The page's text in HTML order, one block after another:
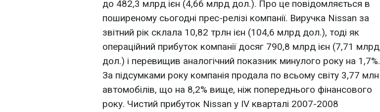
до 482,3 млрд ієн (4,66 млрд дол.). Про це повідомляється в
поширеному сьогодні прес-релізі компанії. Виручка Nissan за
звітний рік склала 10,82 трлн ієн (104,6 млрд дол.), тоді як
операційний прибуток компанії досяг 790,8 млрд ієн (7,71 млрд
дол.) і перевищив аналогічний показник минулого року на 1,7%.
За підсумками року компанія продала по всьому світу 3,77 млн
автомобілів, що на 8,2% вище, ніж попереднього фінансового
року. Чистий прибуток Nissan у IV кварталі 2007-2008